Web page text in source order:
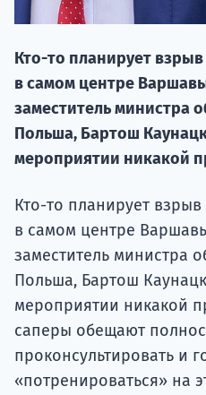
Кто-то планирует
в самом центре
заместитель министра
Польша, Бартош
мероприятии никакой
Кто-то планирует
в самом центре
заместитель министра
Польша, Бартош
мероприятии никакой
саперы обещают
проконсультировать и
«потренироваться» на